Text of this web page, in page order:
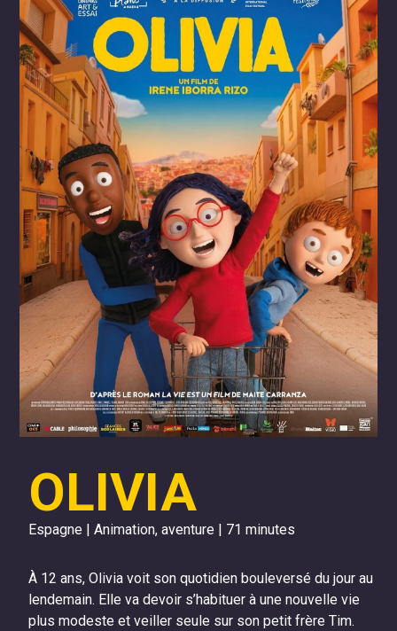
OLIVIA
Espagne | Animation, aventure | 71 minutes
À 12 ans, Olivia voit son quotidien bouleversé du jour au
lendemain. Elle va devoir s’habituer à une nouvelle vie
plus modeste et veiller seule sur son petit frère Tim.